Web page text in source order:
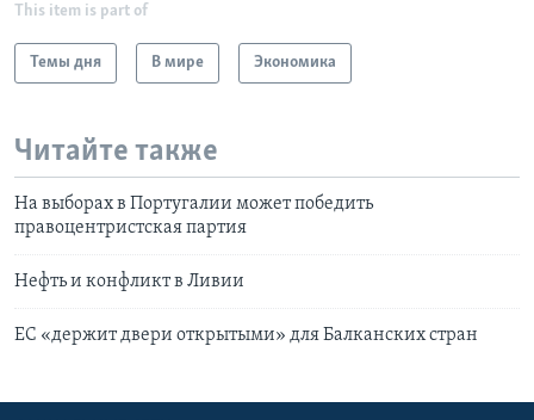
This item is part of
Темы дня В мире Экономика
Читайте также
На выборах в Португалии может победить
правоцентристская партия
Нефть и конфликт в Ливии
ЕС «держит двери открытыми» для Балканских стран